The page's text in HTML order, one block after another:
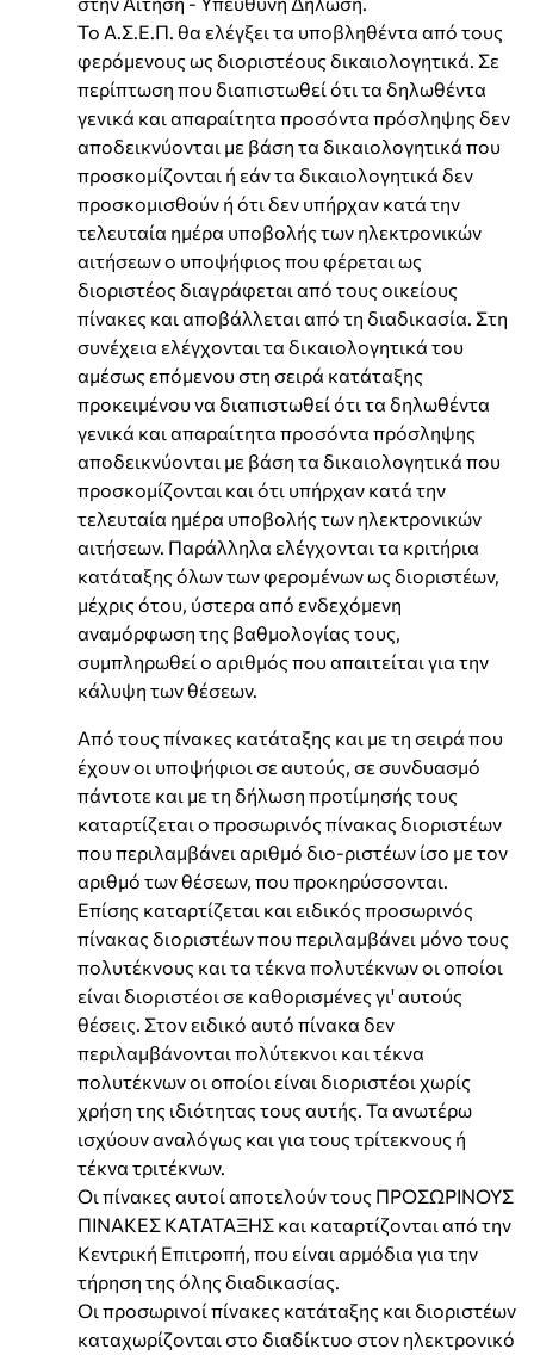
Το Α.Σ.Ε.Π. θα ελέγξει τα υποβληθέντα από τους
φερόμενους ως διοριστέους δικαιολογητικά. Σε
περίπτωση που διαπιστωθεί ότι τα δηλωθέντα
γενικά και απαραίτητα προσόντα πρόσληψης δεν
αποδεικνύονται με βάση τα δικαιολογητικά που
προσκομίζονται ή εάν τα δικαιολογητικά δεν
προσκομισθούν ή ότι δεν υπήρχαν κατά την
τελευταία ημέρα υποβολής των ηλεκτρονικών
αιτήσεων ο υποψήφιος που φέρεται ως
διοριστέος διαγράφεται από τους οικείους
πίνακες και αποβάλλεται από τη διαδικασία. Στη
συνέχεια ελέγχονται τα δικαιολογητικά του
αμέσως επόμενου στη σειρά κατάταξης
προκειμένου να διαπιστωθεί ότι τα δηλωθέντα
γενικά και απαραίτητα προσόντα πρόσληψης
αποδεικνύονται με βάση τα δικαιολογητικά που
προσκομίζονται και ότι υπήρχαν κατά την
τελευταία ημέρα υποβολής των ηλεκτρονικών
αιτήσεων. Παράλληλα ελέγχονται τα κριτήρια
κατάταξης όλων των φερομένων ως διοριστέων,
μέχρις ότου, ύστερα από ενδεχόμενη
αναμόρφωση της βαθμολογίας τους,
συμπληρωθεί ο αριθμός που απαιτείται για την
κάλυψη των θέσεων.
Από τους πίνακες κατάταξης και με τη σειρά που
έχουν οι υποψήφιοι σε αυτούς, σε συνδυασμό
πάντοτε και με τη δήλωση προτίμησής τους
καταρτίζεται ο προσωρινός πίνακας διοριστέων
που περιλαμβάνει αριθμό διο-ριστέων ίσο με τον
αριθμό των θέσεων, που προκηρύσσονται.
Επίσης καταρτίζεται και ειδικός προσωρινός
πίνακας διοριστέων που περιλαμβάνει μόνο τους
πολυτέκνους και τα τέκνα πολυτέκνων οι οποίοι
είναι διοριστέοι σε καθορισμένες γι' αυτούς
θέσεις. Στον ειδικό αυτό πίνακα δεν
περιλαμβάνονται πολύτεκνοι και τέκνα
πολυτέκνων οι οποίοι είναι διοριστέοι χωρίς
χρήση της ιδιότητας τους αυτής. Τα ανωτέρω
ισχύουν αναλόγως και για τους τρίτεκνους ή
τέκνα τριτέκνων.
Οι πίνακες αυτοί αποτελούν τους ΠΡΟΣΩΡΙΝΟΥΣ
ΠΙΝΑΚΕΣ ΚΑΤΑΤΑΞΗΣ και καταρτίζονται από την
Κεντρική Επιτροπή, που είναι αρμόδια για την
τήρηση της όλης διαδικασίας.
Οι προσωρινοί πίνακες κατάταξης και διοριστέων
καταχωρίζονται στο διαδίκτυο στον ηλεκτρονικό